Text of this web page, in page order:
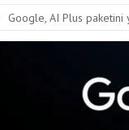
Google, AI Plus paketini